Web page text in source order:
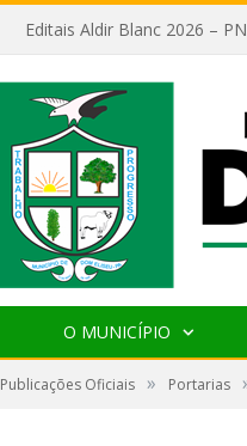
Editais Aldir Blanc 2026 –
O MUNICÍPIO
Publicações Oficiais » Portarias